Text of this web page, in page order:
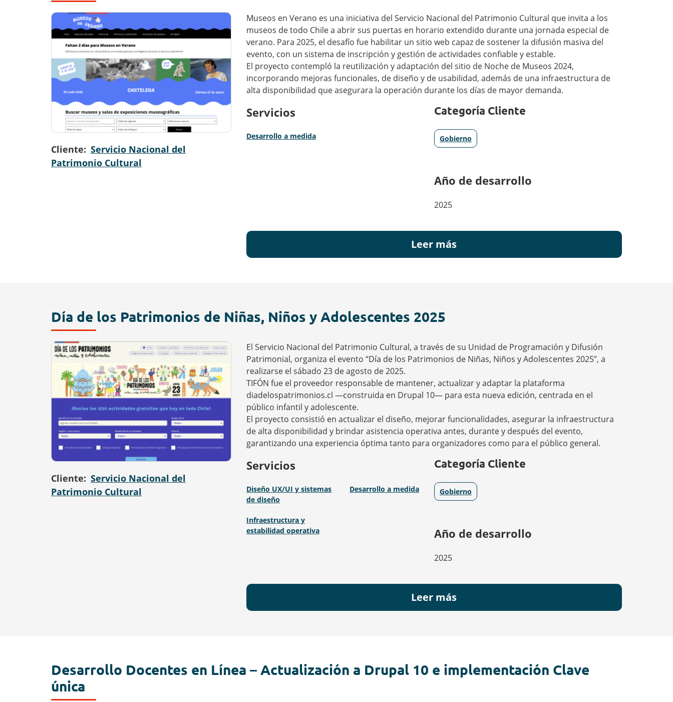
Cliente
Servicio Nacional del
Patrimonio Cultural
Museos en Verano es una iniciativa del Servicio Nacional del Patrimonio Cultural que invita a los
museos de todo Chile a abrir sus puertas en horario extendido durante una jornada especial de
verano. Para 2025, el desafío fue habilitar un sitio web capaz de sostener la difusión masiva del
evento, con un sistema de inscripción y gestión de actividades confiable y estable.
El proyecto contempló la reutilización y adaptación del sitio de Noche de Museos 2024,
incorporando mejoras funcionales, de diseño y de usabilidad, además de una infraestructura de
alta disponibilidad que asegurara la operación durante los días de mayor demanda.
Servicios
Desarrollo a medida
Categoría Cliente
Gobierno
Año de desarrollo
2025
Leer más
Día de los Patrimonios de Niñas, Niños y Adolescentes 2025
Cliente
Servicio Nacional del
Patrimonio Cultural
El Servicio Nacional del Patrimonio Cultural, a través de su Unidad de Programación y Difusión
Patrimonial, organiza el evento “Día de los Patrimonios de Niñas, Niños y Adolescentes 2025”, a
realizarse el sábado 23 de agosto de 2025.
TIFÓN fue el proveedor responsable de mantener, actualizar y adaptar la plataforma
diadelospatrimonios.cl —construida en Drupal 10— para esta nueva edición, centrada en el
público infantil y adolescente.
El proyecto consistió en actualizar el diseño, mejorar funcionalidades, asegurar la infraestructura
de alta disponibilidad y brindar asistencia operativa antes, durante y después del evento,
garantizando una experiencia óptima tanto para organizadores como para el público general.
Servicios
Diseño UX/UI y sistemas
de diseño
Desarrollo a medida
Infraestructura y
estabilidad operativa
Categoría Cliente
Gobierno
Año de desarrollo
2025
Leer más
Desarrollo Docentes en Línea – Actualización a Drupal 10 e implementación Clave
única